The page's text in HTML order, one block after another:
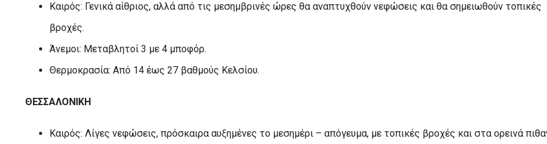
Καιρός: Γενικά αίθριος, αλλά από τις μεσημβρινές ώρες θα αναπτυχθούν νεφώσεις και θα σημειωθούν τοπικές
βροχές.
Άνεμοι: Μεταβλητοί 3 με 4 μποφόρ.
Θερμοκρασία: Από 14 έως 27 βαθμούς Κελσίου.
ΘΕΣΣΑΛΟΝΙΚΗ
Καιρός: Λίγες νεφώσεις, πρόσκαιρα αυξημένες το μεσημέρι – απόγευμα, με τοπικές βροχές και στα ορεινά